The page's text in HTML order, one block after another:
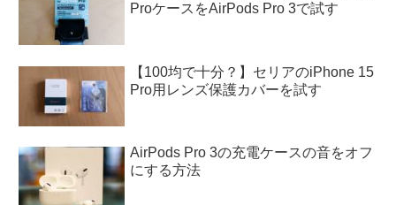
ProケースをAirPods Pro 3で試す
【100均で十分？】セリアのiPhone 15
Pro用レンズ保護カバーを試す
AirPods Pro 3の充電ケースの音をオフ
にする方法